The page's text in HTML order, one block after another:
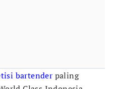
bartender paling